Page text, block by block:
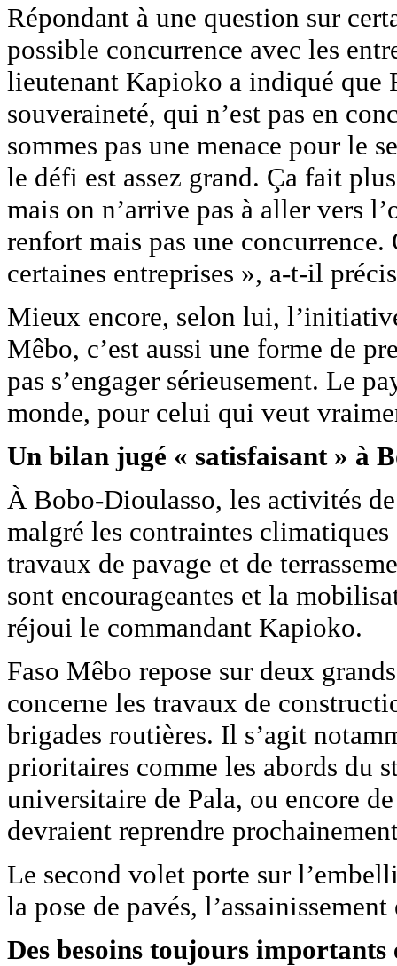
Répondant à une question sur
possible concurrence avec les
lieutenant Kapioko a indiqué que
souveraineté, qui n’est pas en
sommes pas une menace pour le
le défi est assez grand. Ça fait
mais on n’arrive pas à aller vers
renfort mais pas une
certaines entreprises », a-t-il
Mieux encore, selon lui,
Mêbo, c’est aussi une forme de
pas s’engager sérieusement. Le
monde, pour celui qui veut
Un bilan jugé « satisfaisant » à
À Bobo-Dioulasso, les activités
malgré les contraintes
travaux de pavage et de
sont encourageantes et la
réjoui le commandant Kapioko.
Faso Mêbo repose sur deux
concerne les travaux de
brigades routières. Il s’agit
prioritaires comme les abords du
universitaire de Pala, ou encore
devraient reprendre
Le second volet porte sur
la pose de pavés,
Des besoins toujours